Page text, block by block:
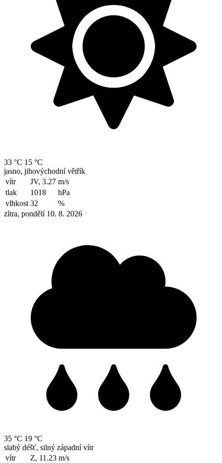
33 °C 15 °C
jasno, jihovýchodní větřík
vítr
JV, 3.27 m/s
tlak
1018
hPa
vlhkost 32
%
zítra, pondělí 10. 8. 2026
35 °C 19 °C
slabý déšť, silný západní vítr
vítr
Z, 11.23 m/s